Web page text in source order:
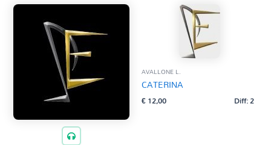
AVALLONE L.
CATERINA
€12,00 Diff: 2